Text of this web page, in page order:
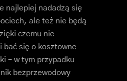
najlepiej nadadzą się
ale też nie będą
czemu nie
bać się o kosztowne
– w tym przypadku
bezprzewodowy